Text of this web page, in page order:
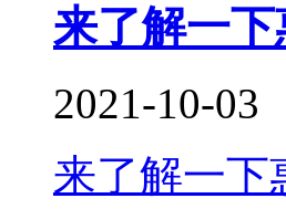
来了解一
2021-10-03
来了解一下